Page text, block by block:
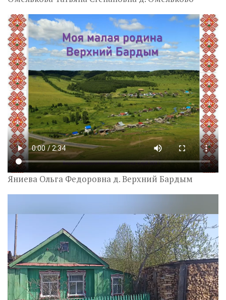
Яниева Ольга Федоровна д. Верхний Бардым